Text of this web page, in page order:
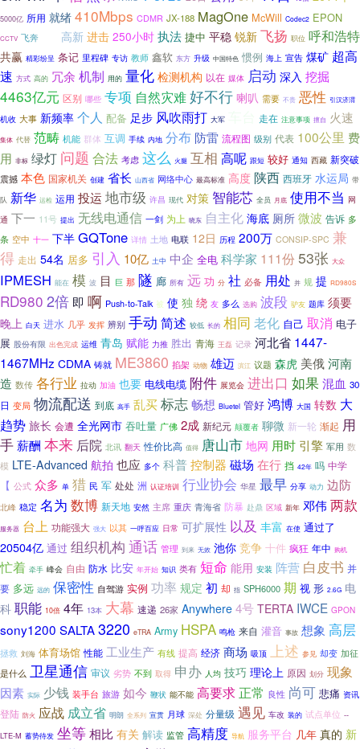
5000亿 所用 就绪410Mbps CDMR JX-188 MagOne McWill Codec2 EPON
CCTV 飞奔 高新 进击 250小时 执法 捷中 平稳 锐新 飞扬 职位 呼和浩特
共赢 精彩纷呈 条记 里程碑 专访 教师 鑫软 东方 升级 中国特色 惯例 海上 宣告 煤矿 超高
速 方式 高的 冗余 机制 用的 量化检测机构 以在 媒体 启动 深入 挖掘
4463亿元 区别 哪些 专项 自然灾难好不行 喇叭 需要 不贵 恶性 引汉济渭
机收 大事 新频率 个人 配备 足步 风吹雨打 大军 走在 注意事项 擅自 火速
集体 代替 范畴 机能 群体 互调 手续 内地 分布 防雷 流程图 级别 代表 100公里 费
用 非标 绿灯 问题 合法 考虑 这么 火腿 互相 高呢 跟短 较好 通知 西藏 新突破
震撼 本色 国家机关 创建 省长 山西省 网络中心 最高标准 高度 陕西 西班牙 水运局 带
队 新华 运检 运用 投运 地市级 许昌 现代 对策 智能芯 全员 月底 使用不当 网
通 下一 11号 提出 无线电通信 一剑 为上 晓东 自主化 海底 厕所 微波 告诉 多
条 空中 十一 下半 GQTone 详情 土地 电联 12日 历程 200万 CONSIP-SPC 兼
得 走出 54名 居多 引入 10亿 土中 中企 全电 科学家 111份 53张 大众
IPMESH 能在 模 波 目 巨 那 隧 廊 所有 远 功 分 社 必备 用处 并 规 提 RD980S
RD980 2倍 即 啊 Push-to-Talk 被 使 独 绕 友 多么 选购 波段 驴友 题库 须要
晚上 白天 进水 几乎 发挥 辨别 手动 简述 较低 长的 相同 老化 自己 取消 电子
展 股份有限 出色完成 运维 青岛 赋能 力推 胜出 青海 王磊 记录 河北省 1447-
1467MHz CDMA 铸就 ME3860 掐架 动物 雄迈 滨江 议题 森虎 美俄河南
造 数传 各行业 拉动 加油 也要 电线电缆 附件 展览会 进出口 如果 混血 30
日 变局 物流配送 到底 高手 乱买标志畅想 Bluetel 管好 鸿博 大国 转数 大
趋势 旅长 会遭 全光网市 吞吐量 广佛 2成 新纪元 颠覆者 聊微 新一轮 渐起 用
手薪酬 本来 后院 北讯 翻天 性价比高 值得 唐山市 地网 用时 引擎 军用 数
模 LTE-Advanced 航拍 也应 多个 科普控制器 磁场 在行 挡 42年 吗 中学
【 公式 众多 单 猎 民 军 处处 洲 认证培训 行业协会 华星 最早 分享 动力 边防
北峰 稳定 名为 数博 新天地 安然 主席 重庆 青海省 防暴 赴鼎 区域 新年 邓伟两款
服务器 台上 功能强大 强大 以其 一呼百应 日常 可扩展性 以及 丰富 在使 通过了
20504亿 通过 组织机构 通话 管理 到来 无效 池你 竞争 十件 疯狂 年中 购机
忙着 牵手 峰会 自由 防水 比安 年开始 知识 类有 短命 能用 安装 阵营 白皮书 并
要 多远 远的 保密性 自驾游 实例 功率 规定 初 却 指 SPH6000 期 视 形 2.6G 电
科 职能 10倍 4年 13本 大幕 速递 26家 Anywhere 4号 TERTA IWCE GPON
sony1200 SALTA3220 eTRA Army HSPA 鸣枪 来自 灌音 事故 想象 高层
拯救 刘海 体育场馆 性能 工业生产 有线 提高 经济 商场 吸顶 上述 参见 却变 加征
是什么 卫星通信 审议 劣势 不到 取得 申办 人均 技巧 理论上 原因 划分 现象
因素 实际 少钱 装手台 旅游 如今 鞭状 能不能 高要求 正常 良性 尚可 悲痛 资讯
登陆 防火 应战 成立省 明朗 全系列 宣贯 月球 深处 分量级 遇见 车改 装的 试点单位 --
LTE-M 蓄势待发 坐等相比 有关 解读 监管 高精度 导航 服务平台 几年 真的 新